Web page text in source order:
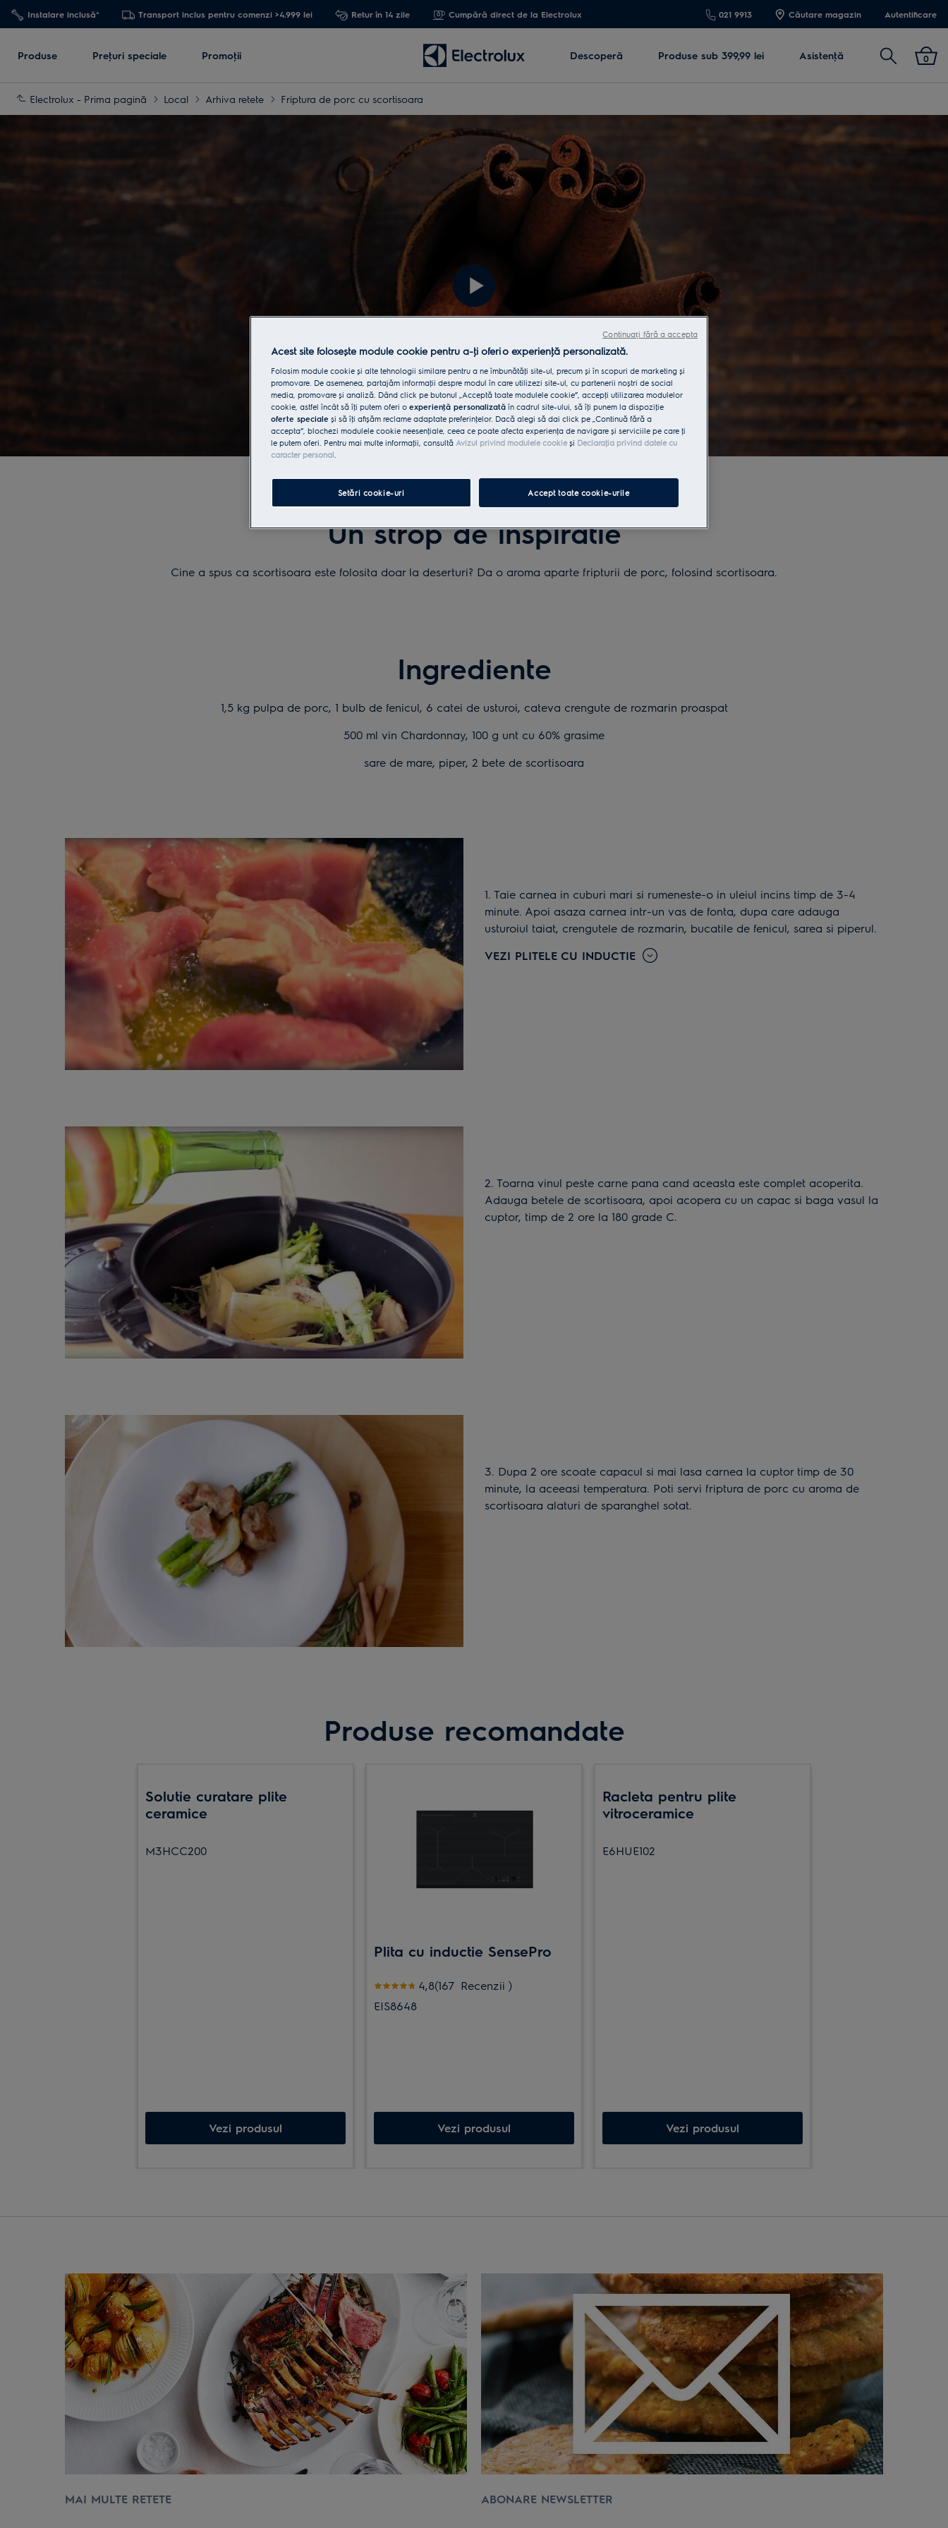
Instalare inclusă* Transport inclus pentru comenzi >4.999 lei Retur în 14 zile Cumpără direct de la Electrolux 021 9913 Căutare magazin Autentificare
Produse Preţuri speciale Promoţii Descoperă Produse sub 399,99 lei Asistenţă Cautare 0
Electrolux - Prima pagină Local Arhiva retete Friptura de porc cu scortisoara
FRIPTURA DE PORC CU SCORTISOARA
Un strop de inspiratie
Cine a spus ca scortisoara este folosita doar la deserturi? Da o aroma aparte fripturii de porc, folosind scortisoara.
Ingrediente
1,5 kg pulpa de porc, 1 bulb de fenicul, 6 catei de usturoi, cateva crengute de rozmarin proaspat
500 ml vin Chardonnay, 100 g unt cu 60% grasime
sare de mare, piper, 2 bete de scortisoara
1. Taie carnea in cuburi mari si rumeneste-o in uleiul incins timp de 3-4
minute. Apoi asaza carnea intr-un vas de fonta, dupa care adauga
usturoiul taiat, crengutele de rozmarin, bucatile de fenicul, sarea si piperul.
VEZI PLITELE CU INDUCTIE
2. Toarna vinul peste carne pana cand aceasta este complet acoperita.
Adauga betele de scortisoara, apoi acopera cu un capac si baga vasul la
cuptor, timp de 2 ore la 180 grade C.
3. Dupa 2 ore scoate capacul si mai lasa carnea la cuptor timp de 30
minute, la aceeasi temperatura. Poti servi friptura de porc cu aroma de
scortisoara alaturi de sparanghel sotat.
Produse recomandate
Solutie curatare plite
ceramice
M3HCC200
Vezi produsul
Plita cu inductie SensePro
Evaluare 4.8 din 5 stele (167 Recenzii)
4,8(167 Recenzii )
EIS8648
Vezi produsul
Racleta pentru plite
vitroceramice
E6HUE102
Vezi produsul
MAI MULTE RETETE ABONARE NEWSLETTER
Acest site folosește module cookie pentru a-ţi oferi o experienţă personalizată.
Folosim module cookie și alte tehnologii similare pentru a ne îmbunătăţi site-ul, precum și în scopuri de marketing și
promovare. De asemenea, partajăm informaţii despre modul în care utilizezi site-ul, cu partenerii noștri de social
media, promovare și analiză. Dând click pe butonul „Acceptă toate modulele cookie”, accepţi utilizarea modulelor
cookie, astfel încât să îţi putem oferi o experienţă personalizată în cadrul site-ului, să îţi punem la dispoziţie
oferte speciale și să îţi afișăm reclame adaptate preferinţelor. Dacă alegi să dai click pe „Continuă fără a
accepta”, blochezi modulele cookie neesenţiale, ceea ce poate afecta experienţa de navigare și serviciile pe care ţi
le putem oferi. Pentru mai multe informaţii, consultă Avizul privind modulele cookieși Declaraţia privind datele cu
caracter personal.
Setări cookie-uri Accept toate cookie-urile
Continuați fără a accepta